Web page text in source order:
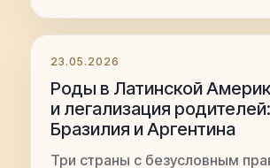
23.05.2026
Роды в Латинской
и легализация
Бразилия и Аргентина
Три страны с безусловным